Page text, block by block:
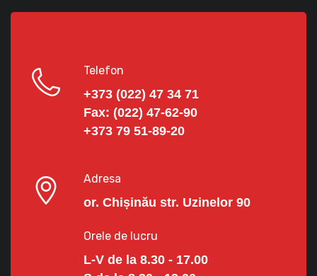
Telefon
+373 (022) 47 34 71
Fax: (022) 47-62-90
+373 79 51-89-20
Adresa
or. Chișinău str. Uzinelor 90
Orele de lucru
L-V de la 8.30 - 17.00